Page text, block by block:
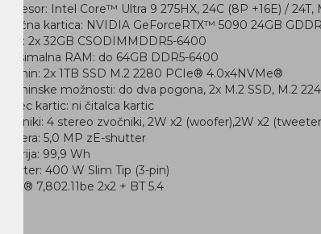
Procesor: Intel Core™ Ultra 9 275HX, 24C (8P +16E) /
Grafična kartica: NVIDIA GeForceRTX™ 5090 24GB
RAM: 2x 32GB CSODIMMDDR5-6400
Maksimalna RAM: do 64GB DDR5-6400
Spomin: 2x 1TB SSD M.2 2280 PCIe® 4.0x4NVMe®
Spominske možnosti: do dva pogona, 2x M.2 SSD, M.2
Čitalec kartic: ni čitalca kartic
Zvočniki: 4 stereo zvočniki, 2W x2 (woofer),2W x2
Kamera: 5,0 MP zE-shutter
Baterija: 99,9 Wh
Adapter: 400 W Slim Tip (3-pin)
Wi-Fi® 7,802.11be 2x2 + BT 5.4